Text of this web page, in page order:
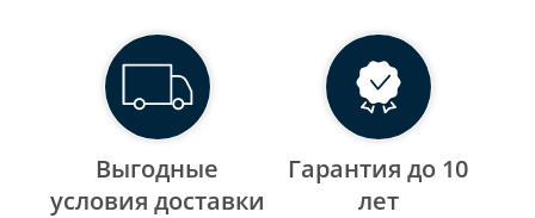
Выгодные
уcловия доставки
Гарантия до 10
лет